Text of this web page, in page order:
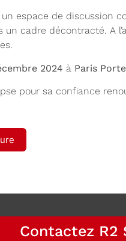
espace de discussion
cadre décontracté. A
2024 à Paris
pour sa confiance
Contactez R2